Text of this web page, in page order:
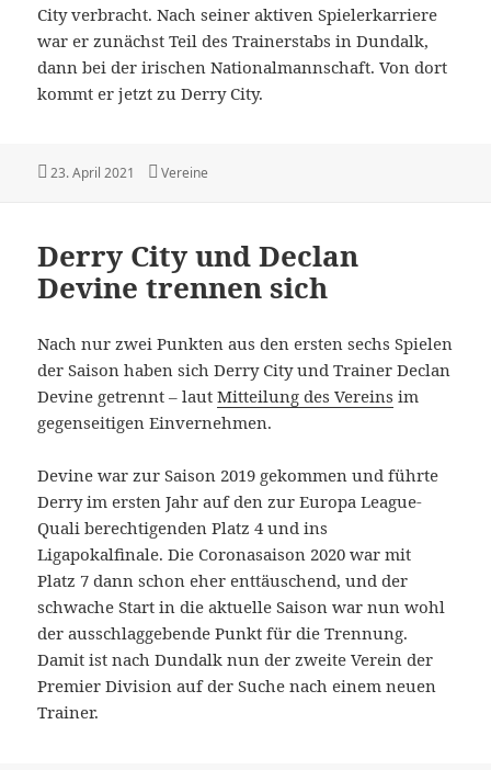
City verbracht. Nach seiner aktiven Spielerkarriere
war er zunächst Teil des Trainerstabs in Dundalk,
dann bei der irischen Nationalmannschaft. Von dort
kommt er jetzt zu Derry City.
Veröffentlicht
23. April 2021 Kategorien
Vereine
Derry City und Declan
Devine trennen sich
Nach nur zwei Punkten aus den ersten sechs Spielen
der Saison haben sich Derry City und Trainer Declan
Devine getrennt – lautMitteilung des Vereins im
gegenseitigen Einvernehmen.
Devine war zur Saison 2019 gekommen und führte
Derry im ersten Jahr auf den zur Europa League-
Quali berechtigenden Platz 4 und ins
Ligapokalfinale. Die Coronasaison 2020 war mit
Platz 7 dann schon eher enttäuschend, und der
schwache Start in die aktuelle Saison war nun wohl
der ausschlaggebende Punkt für die Trennung.
Damit ist nach Dundalk nun der zweite Verein der
Premier Division auf der Suche nach einem neuen
Trainer.